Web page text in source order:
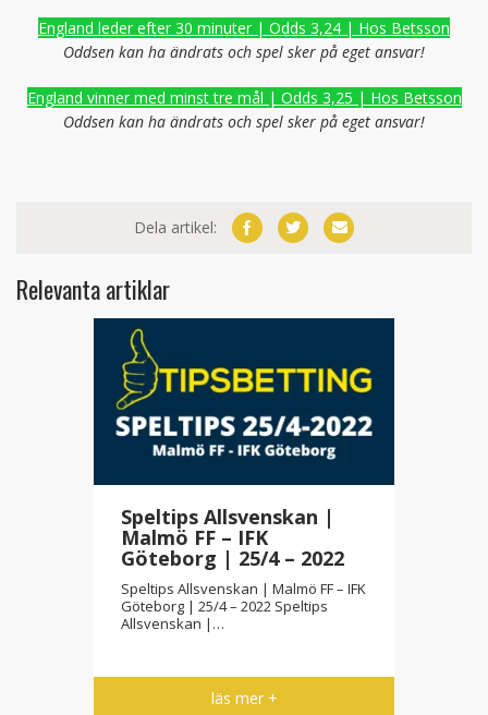
England leder efter 30 minuter | Odds 3,24 | Hos Betsson
Oddsen kan ha ändrats och spel sker på eget ansvar!
England vinner med minst tre mål | Odds 3,25 | Hos Betsson
Oddsen kan ha ändrats och spel sker på eget ansvar!
Dela artikel:
Relevanta artiklar
Speltips Allsvenskan |
Malmö FF – IFK
Göteborg | 25/4 – 2022
Speltips Allsvenskan | Malmö FF – IFK
Göteborg | 25/4 – 2022 Speltips
Allsvenskan |…
läs mer +